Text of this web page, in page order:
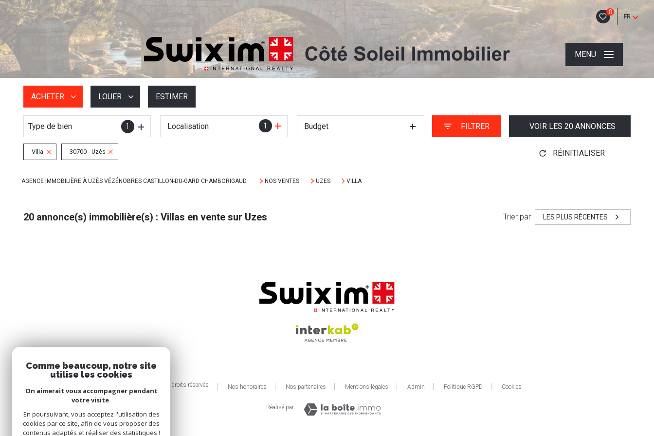
0
FR
MENU
ACHETER
De l'ancien
De l'immo pro
LOUER
à l'année
De l'immo pro
ESTIMER
Type de bien 1 1
Localisation Budget FILTRER VOIR LES 20ANNONCES
Villa 30700 - Uzès RÉINITIALISER
AGENCE IMMOBILIÈRE À UZÈS VÉZÉNOBRES CASTILLON-DU-GARD CHAMBORIGAUD NOS VENTES UZES VILLA
20 annonce(s) immobilière(s) : Villas en vente sur Uzes Trier par LES PLUS RÉCENTES
© 2026 | Tous droits réservés Nos honoraires Nos partenaires Mentions légales Admin Politique RGPD Cookies
Réalisé par :
Comme beaucoup, notre site
utilise les cookies
On aimerait vous accompagner pendant
votre visite.
En poursuivant, vous acceptez l'utilisation des
cookies par ce site, afin de vous proposer des
contenus adaptés et réaliser des statistiques !